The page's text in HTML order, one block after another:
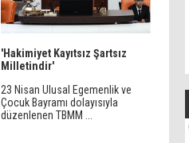
'Hakimiyet Kayıtsız Şartsız
Milletindir'
23 Nisan Ulusal Egemenlik ve
Çocuk Bayramı dolayısıyla
düzenlenen TBMM ...